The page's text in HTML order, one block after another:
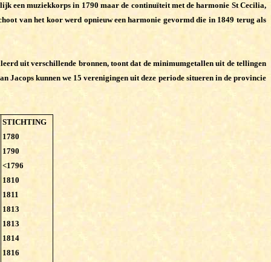
een muziekkorps in 1790 maar de continuïteit met de harmonie St Cecilia,
van het koor werd opnieuw een harmonie gevormd die in 1849 terug als
uit verschillende bronnen, toont dat de minimumgetallen uit de tellingen
Jacops kunnen we 15 verenigingen uit deze periode situeren in de provincie
STICHTING
1780
1790
<1796
1810
1811
1813
1813
1814
1816